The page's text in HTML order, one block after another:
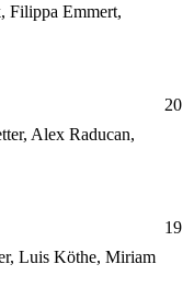
Filippa Emmert,
Alex Raducan,
20
Luis Köthe, Miriam
19